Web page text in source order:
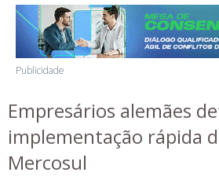
Publicidade
Empresários alemães
implementação rápida
Mercosul